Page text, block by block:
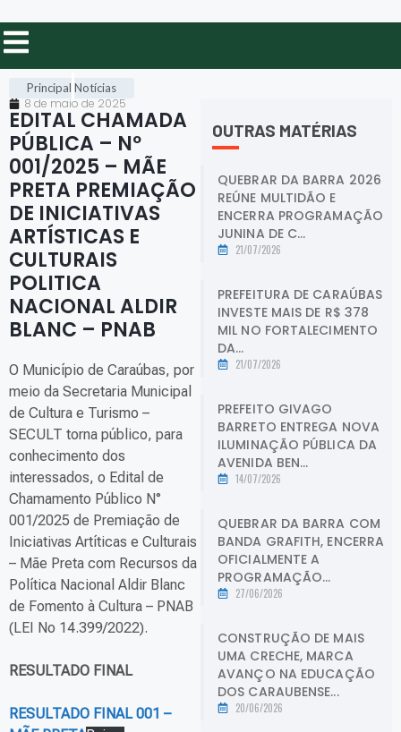
Principal Notícias
8 de maio de 2025
EDITAL CHAMADA
PÚBLICA – Nº
001/2025 – MÃE
PRETA PREMIAÇÃO
DE INICIATIVAS
ARTÍSTICAS E
CULTURAIS
POLITICA
NACIONAL ALDIR
BLANC – PNAB
O Município de Caraúbas, por
meio da Secretaria Municipal
de Cultura e Turismo –
SECULT torna público, para
conhecimento dos
interessados, o Edital de
Chamamento Público N°
001/2025 de Premiação de
Iniciativas Artíticas e Culturais
– Mãe Preta com Recursos da
Política Nacional Aldir Blanc
de Fomento à Cultura – PNAB
(LEI No 14.399/2022).
RESULTADO FINAL
RESULTADO FINAL 001 –
OUTRAS MATÉRIAS
QUEBRAR DA BARRA 2026
REÚNE MULTIDÃO E
ENCERRA PROGRAMAÇÃO
JUNINA DE C...
21/07/2026
PREFEITURA DE CARAÚBAS
INVESTE MAIS DE R$ 378
MIL NO FORTALECIMENTO
DA...
21/07/2026
PREFEITO GIVAGO
BARRETO ENTREGA NOVA
ILUMINAÇÃO PÚBLICA DA
AVENIDA BEN...
14/07/2026
QUEBRAR DA BARRA COM
BANDA GRAFITH, ENCERRA
OFICIALMENTE A
PROGRAMAÇÃO...
27/06/2026
CONSTRUÇÃO DE MAIS
UMA CRECHE, MARCA
AVANÇO NA EDUCAÇÃO
DOS CARAUBENSE...
20/06/2026